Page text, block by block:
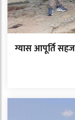
ग्यास आपूर्ति